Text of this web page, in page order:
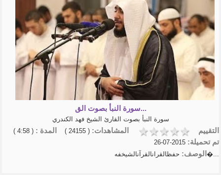
سورة النبأ بصوت الق...
سورة النبأ بصوت القارئ الشيخ فهد الكندري
التقييم المشاهدات: ( 24155 ) المدة : ( 4:58 )
تم تحميلة: 2015-07-26
الوصف: حفظالقرانالقرآنالشيخفه�...